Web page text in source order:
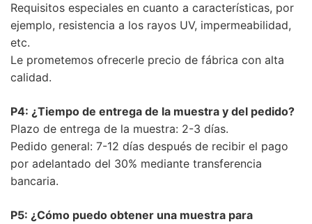
Requisitos especiales en cuanto a características, por
ejemplo, resistencia a los rayos UV, impermeabilidad,
etc.
Le prometemos ofrecerle precio de fábrica con alta
calidad.
P4: ¿Tiempo de entrega de la muestra y del pedido?
Plazo de entrega de la muestra: 2-3 días.
Pedido general: 7-12 días después de recibir el pago
por adelantado del 30% mediante transferencia
bancaria.
P5: ¿Cómo puedo obtener una muestra para